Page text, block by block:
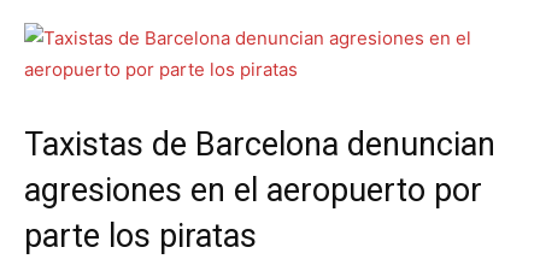
Taxistas de Barcelona denuncian
agresiones en el aeropuerto por
parte los piratas